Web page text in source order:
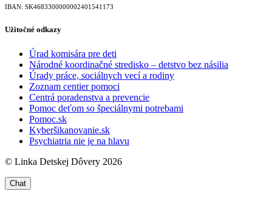
IBAN: SK46833000000­02401541173
Užitočné odkazy
Úrad komisára pre deti
Národné koordinačné stredisko – detstvo bez násilia
Úrady práce, sociálnych vecí a rodiny
Zoznam centier pomoci
Centrá poradenstva a prevencie
Pomoc deťom so špeciálnymi potrebami
Pomoc.sk
Kyberšikanovanie.sk
Psychiatria nie je na hlavu
© Linka Detskej Dôvery 2026